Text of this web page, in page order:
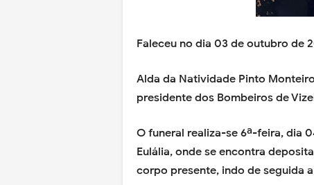
Faleceu no dia 03 de outubro de
Alda da Natividade Pinto
presidente dos Bombeiros de
O funeral realiza-se 6ª-feira, dia
Eulália, onde se encontra
corpo presente, indo de seguida